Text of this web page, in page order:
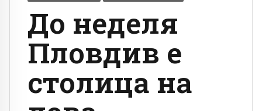
До неделя
Пловдив е
столица на